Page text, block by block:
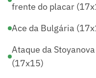
frente do placar
Ace da Bulgária
Ataque da
(17x15)